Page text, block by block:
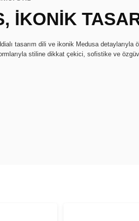
İKONİK
tasarım dili ve ikonik Medusa detaylarıyla
stiline dikkat çekici, sofistike ve